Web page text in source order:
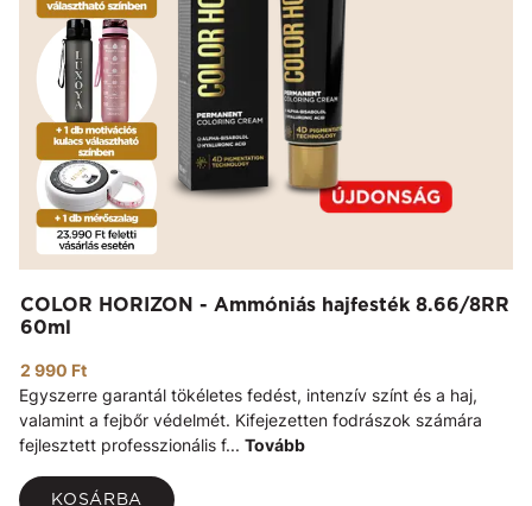
COLOR HORIZON - Ammóniás hajfesték 8.66/8RR
60ml
2 990 Ft
Egyszerre garantál tökéletes fedést, intenzív színt és a haj,
valamint a fejbőr védelmét. Kifejezetten fodrászok számára
fejlesztett professzionális f... Tovább
KOSÁRBA